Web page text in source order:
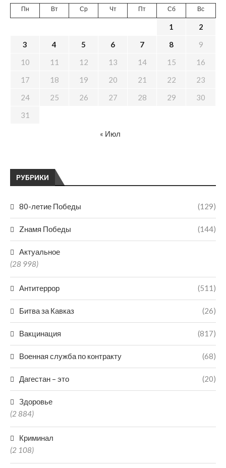
РУБРИКИ
80-летие Победы (129)
Zнамя Победы (144)
Актуальное
(28 998)
Антитеррор (511)
Битва за Кавказ (26)
Вакцинация (817)
Военная служба по контракту (68)
Дагестан – это (20)
Здоровье
(2 884)
Криминал
(2 108)
Пн Вт Ср Чт Пт Сб Вс
1
2
3
4 5 6 7 8
9
10
11 12 13 14 15
16
17
18 19 20 21 22
23
24
25 26 27 28 29
30
31
« Июл